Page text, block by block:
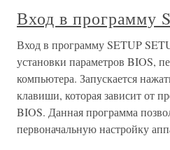
Вход в программу
Вход в программу SETUP
установки параметров BIOS,
компьютера. Запускается
клавиши, которая зависит от
BIOS. Данная программа
первоначальную настройку